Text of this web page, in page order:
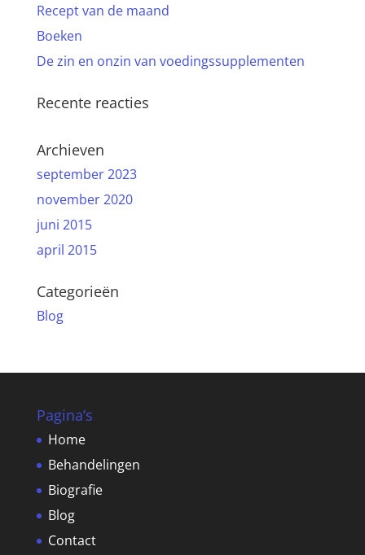
Recept van de maand
Boeken
De zin en onzin van voedingssupplementen
Recente reacties
Archieven
september 2023
november 2020
juni 2015
april 2015
Categorieën
Blog
Pagina’s
Home
Behandelingen
Biografie
Blog
Contact